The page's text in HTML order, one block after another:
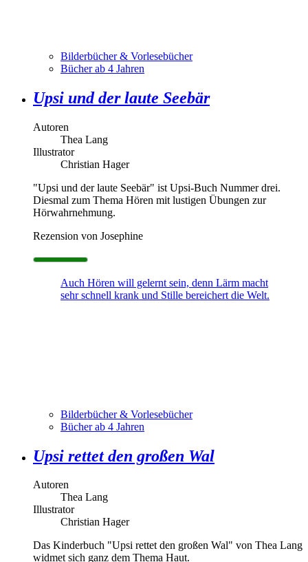
Bilderbücher & Vorlesebücher
Bücher ab 4 Jahren
Upsi und der laute Seebär
Autoren
Thea Lang
Illustrator
Christian Hager
"Upsi und der laute Seebär" ist Upsi-Buch Nummer drei.
Diesmal zum Thema Hören mit lustigen Übungen zur
Hörwahrnehmung.
Rezension von Josephine
Auch Hören will gelernt sein, denn Lärm macht
sehr schnell krank und Stille bereichert die Welt.
Bilderbücher & Vorlesebücher
Bücher ab 4 Jahren
Upsi rettet den großen Wal
Autoren
Thea Lang
Illustrator
Christian Hager
Das Kinderbuch "Upsi rettet den großen Wal" von Thea Lang
widmet sich ganz dem Thema Haut.